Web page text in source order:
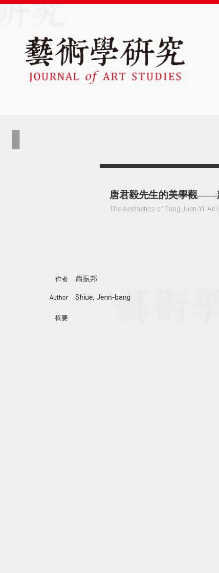
唐君毅先生的美學觀——
The Aesthetics of Tang Juen-Yi:
作者 蕭振邦
Author Shiue, Jenn-bang
摘要